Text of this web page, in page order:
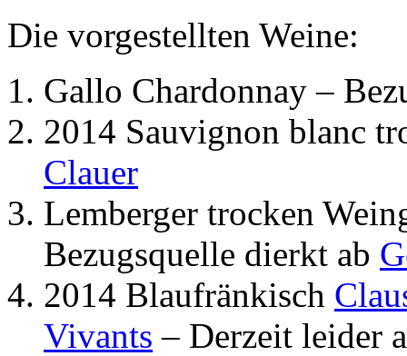
Die vorgestellten Weine:
Gallo Chardonnay –
2014 Sauvignon blanc
Clauer
Lemberger trocken
Bezugsquelle dierkt ab
2014 Blaufränkisch
Vivants – Derzeit leider